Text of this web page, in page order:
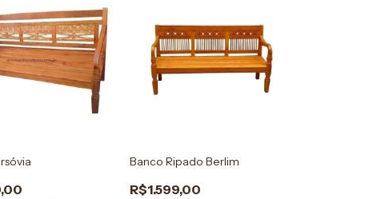
Banco Ripado Berlim
R$1.599,00